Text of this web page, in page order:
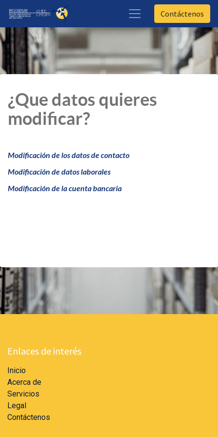
Contáctenos
¿Que datos quieres
modificar?
Modificación de los datos de contacto
Modificación de datos laborales
Modificación de la cuenta bancaria
Enlaces de interés
Inicio
Acerca de
Servicios
Legal
Contáctenos